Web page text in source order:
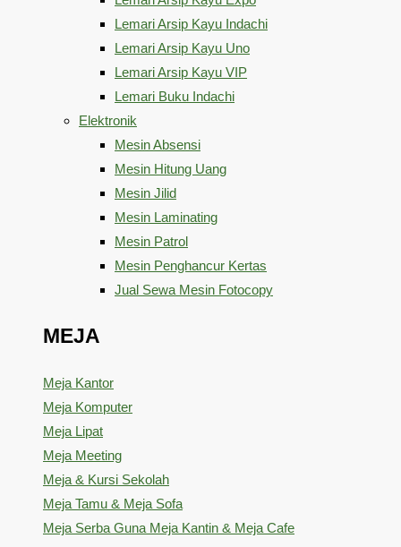
Lemari Arsip Kayu Indachi
Lemari Arsip Kayu Uno
Lemari Arsip Kayu VIP
Lemari Buku Indachi
Elektronik
Mesin Absensi
Mesin Hitung Uang
Mesin Jilid
Mesin Laminating
Mesin Patrol
Mesin Penghancur Kertas
Jual Sewa Mesin Fotocopy
MEJA
Meja Kantor
Meja Komputer
Meja Lipat
Meja Meeting
Meja & Kursi Sekolah
Meja Tamu & Meja Sofa
Meja Serba Guna Meja Kantin & Meja Cafe